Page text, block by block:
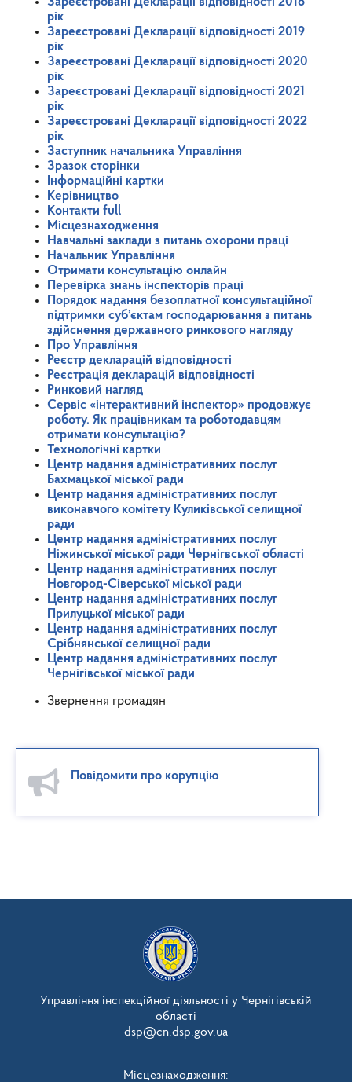
рік
Зареєстровані Декларації відповідності 2019
рік
Зареєстровані Декларації відповідності 2020
рік
Зареєстровані Декларації відповідності 2021
рік
Зареєстровані Декларації відповідності 2022
рік
Заступник начальника Управління
Зразок сторінки
Інформаційні картки
Керівництво
Контакти full
Місцезнаходження
Навчальні заклади з питань охорони праці
Начальник Управління
Отримати консультацію онлайн
Перевірка знань інспекторів праці
Порядок надання безоплатної консультаційної
підтримки суб’єктам господарювання з питань
здійснення державного ринкового нагляду
Про Управління
Реєстр декларацій відповідності
Реєстрація декларацій відповідності
Ринковий нагляд
Сервіс «інтерактивний інспектор» продовжує
роботу. Як працівникам та роботодавцям
отримати консультацію?
Технологічні картки
Центр надання адміністративних послуг
Бахмацької міської ради
Центр надання адміністративних послуг
виконавчого комітету Куликівської селищної
ради
Центр надання адміністративних послуг
Ніжинської міської ради Чернігвської області
Центр надання адміністративних послуг
Новгород-Сіверської міської ради
Центр надання адміністративних послуг
Прилуцької міської ради
Центр надання адміністративних послуг
Срібнянської селищної ради
Центр надання адміністративних послуг
Чернігівської міської ради
Звернення громадян
Повідомити про корупцію
Управління інспекційної діяльності у Чернігівській
області
dsp@cn.dsp.gov.ua
Місцезнаходження: